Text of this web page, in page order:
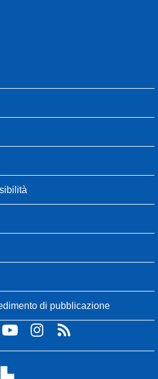
di pubblicazione